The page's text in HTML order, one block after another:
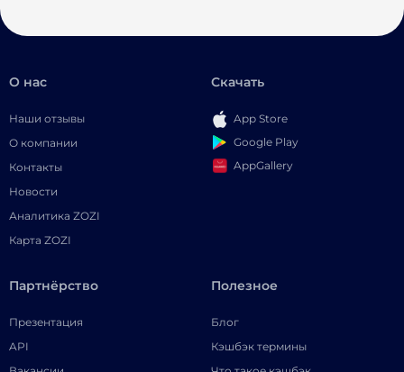
О нас
Наши отзывы
О компании
Контакты
Новости
Аналитика ZOZI
Карта ZOZI
Скачать
App Store
Google Play
AppGallery
Партнёрство
Презентация
API
Полезное
Блог
Кэшбэк термины